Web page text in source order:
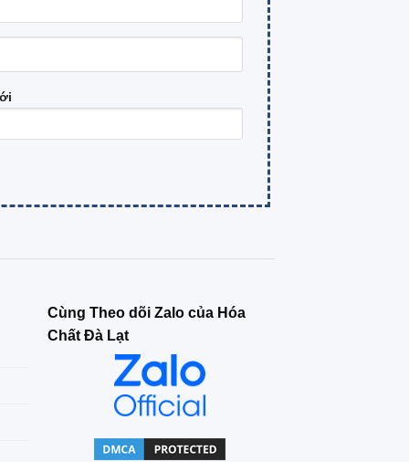
Cùng Theo dõi Zalo của Hóa
Chất Đà Lạt